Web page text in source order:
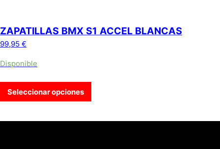
ZAPATILLAS BMX S1 ACCEL BLANCAS
99,95 €
Disponible
Seleccionar opciones